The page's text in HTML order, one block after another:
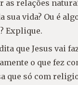
as relações
sua vida? Ou é
Explique.
que Jesus vai
o que fez
que só com